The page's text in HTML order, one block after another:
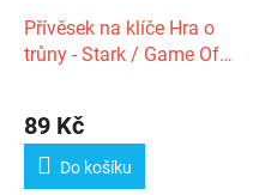
Přívěsek na klíče Hra o
trůny - Stark / Game Of
hodnocení
produktu
89 Kč
Do košíku